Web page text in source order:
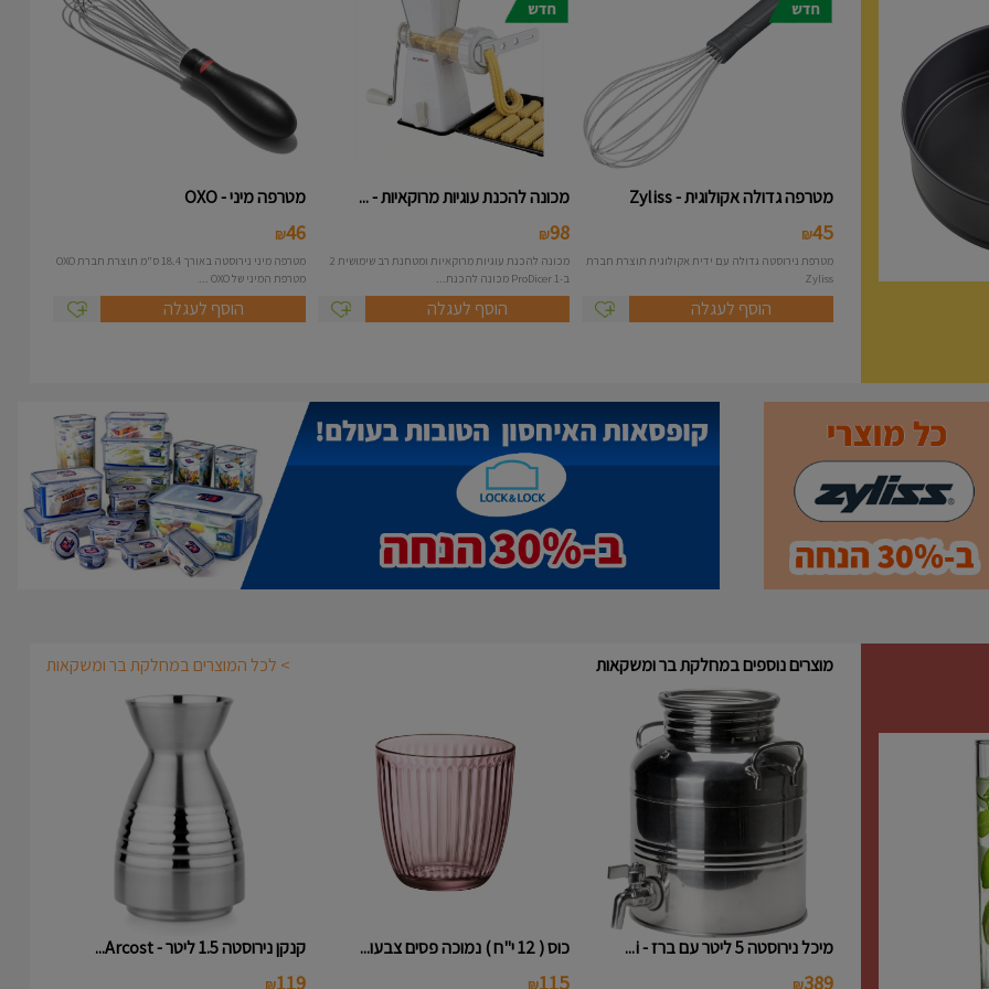
מטרפה גדולה אקולוגית - Zyliss
45
₪
מטרפת נירוסטה גדולה עם ידית אקולוגית תוצרת חברת
Zyliss
הוסף לעגלה
מכונה להכנת עוגיות מרוקאיות - ...
98
₪
מכונה להכנת עוגיות מרוקאיות ומטחנת רב שימושית 2
ב-1 ProDicer מכונה להכנת...
הוסף לעגלה
מטרפה מיני - OXO
46
₪
מטרפה מיני נירוסטה באורך 18.4 ס"מ תוצרת חברת OXO
מטרפת המיני של OXO ...
הוסף לעגלה
מוצרים נוספים במחלקת בר ומשקאות > לכל המוצרים במחלקת בר ומשקאות
מיכל נירוסטה 5 ליטר עם ברז - i...
389
₪
כוס ( 12 י"ח ) נמוכה פסים צבעו...
115
₪
קנקן נירוסטה 1.5 ליטר - Arcost...
119
₪